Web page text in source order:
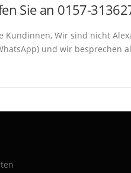
Sie an 0157-
Kundinnen, Wir sind nicht
und wir besprechen